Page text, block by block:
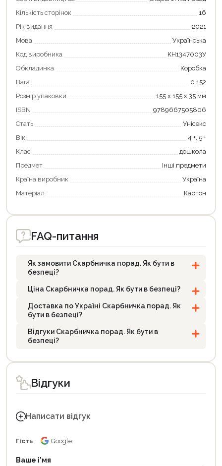
Кількість сторінок
16
Рік видання
2021
Мова
Українська
Код виробника
КН1347003У
Обкладинка
Коробка
Вага
0.152
Розмір упаковки
155 х 155 х 35 мм
ISBN
9789667505806
Стать
Унісекс
Вік
4 +, 5 +
Клас
дошкола
Предмет
Інші предмети
Країна виробник
Україна
Матеріал
Картон
FAQ-питання
Як замовити Скарбничка порад. Як бути в
безпеці?
Ціна Скарбничка порад. Як бути в безпеці?
Доставка по Україні Скарбничка порад. Як
бути в безпеці?
Відгуки Скарбничка порад. Як бути в
безпеці?
Відгуки
Написати відгук
Гість Google
Ваше і'мя